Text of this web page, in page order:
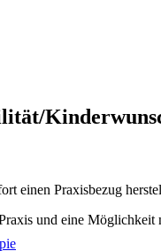
einen Praxisbezug
und eine